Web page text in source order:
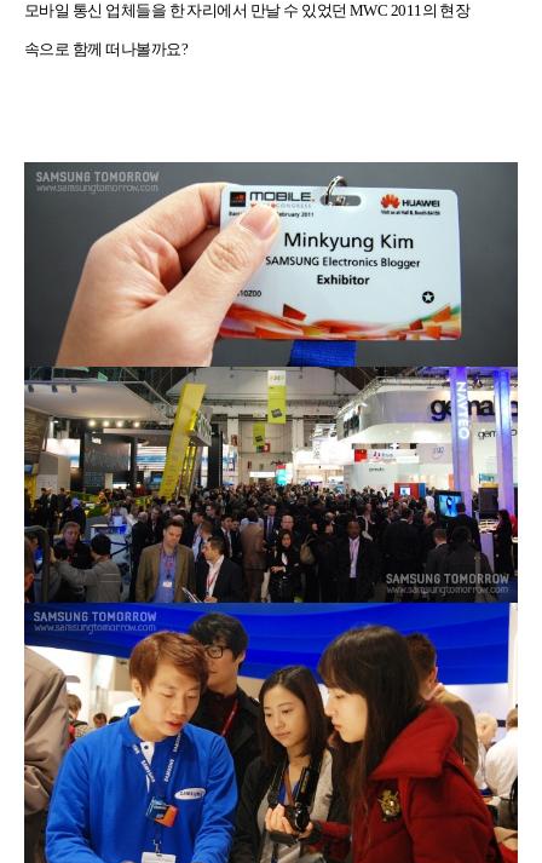
모바일 통신 업체들을 한 자리에서 만날 수 있었던 MWC 2011의 현장
속으로 함께 떠나볼까요?